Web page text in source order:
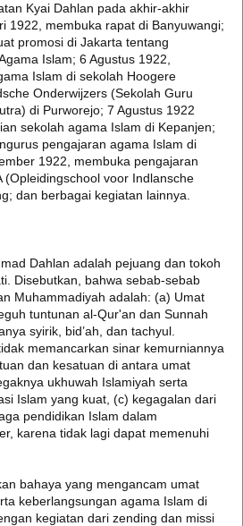
Kyai Dahlan pada akhir-akhir
1922, membuka rapat di Banyuwangi;
promosi di Jakarta tentang
Islam; 6 Agustus 1922,
Islam di sekolah Hoogere
Onderwijzers (Sekolah Guru
di Purworejo; 7 Agustus 1922
sekolah agama Islam di Kepanjen;
pengajaran agama Islam di
1922, membuka pengajaran
(Opleidingschool voor Indlansche
dan berbagai kegiatan lainnya.
Dahlan adalah pejuang dan tokoh
Disebutkan, bahwa sebab-sebab
Muhammadiyah adalah: (a) Umat
tuntunan al-Qur'an dan Sunnah
syirik, bid’ah, dan tachyul.
memancarkan sinar kemurniannya
dan kesatuan di antara umat
ukhuwah Islamiyah serta
Islam yang kuat, (c) kegagalan dari
pendidikan Islam dalam
karena tidak lagi dapat memenuhi
bahaya yang mengancam umat
keberlangsungan agama Islam di
kegiatan dari zending dan missi